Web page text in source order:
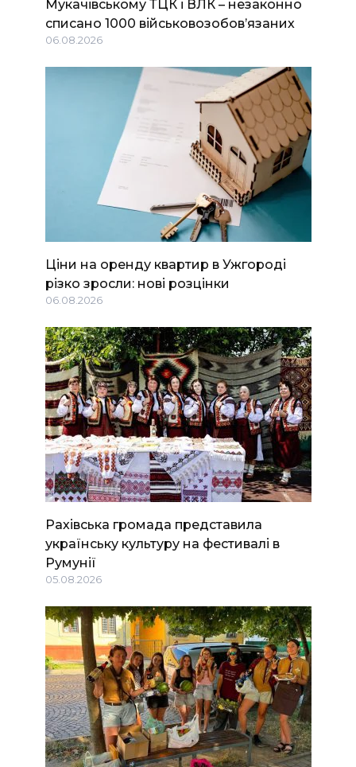
Мукачівському ТЦК і ВЛК – незаконно
списано 1000 військовозобов’язаних
06.08.2026
Ціни на оренду квартир в Ужгороді
різко зросли: нові розцінки
06.08.2026
Рахівська громада представила
українську культуру на фестивалі в
Румунії
05.08.2026